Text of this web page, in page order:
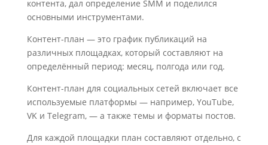
контента, дал определение SMM и поделился
основными инструментами.
Контент-план — это график публикаций на
различных площадках, который составляют на
определённый период: месяц, полгода или год.
Контент-план для социальных сетей включает все
используемые платформы — например, YouTube,
VK и Telegram, — а также темы и форматы постов.
Для каждой площадки план составляют отдельно, с